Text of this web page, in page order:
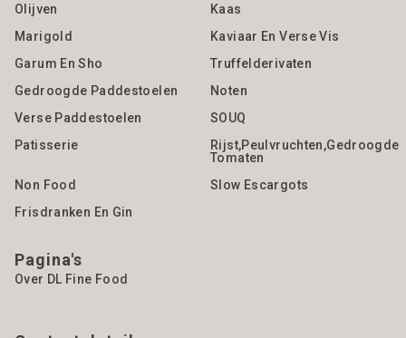
Olijven
Kaas
Marigold
Kaviaar En Verse Vis
Garum En Sho
Truffelderivaten
Gedroogde Paddestoelen
Noten
Verse Paddestoelen
SOUQ
Patisserie
Rijst,Peulvruchten,gedroogde
Tomaten
Non Food
Slow Escargots
Frisdranken En Gin
Pagina's
Over DL Fine Food